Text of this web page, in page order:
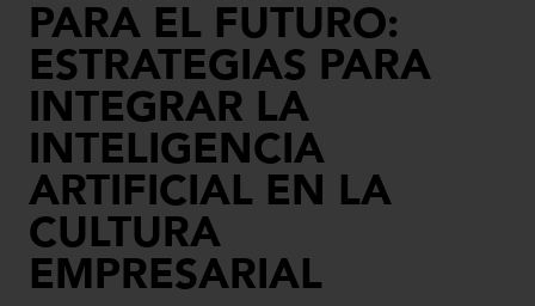
PARA EL FUTURO:
ESTRATEGIAS PARA
INTEGRAR LA
INTELIGENCIA
ARTIFICIAL EN LA
CULTURA
EMPRESARIAL